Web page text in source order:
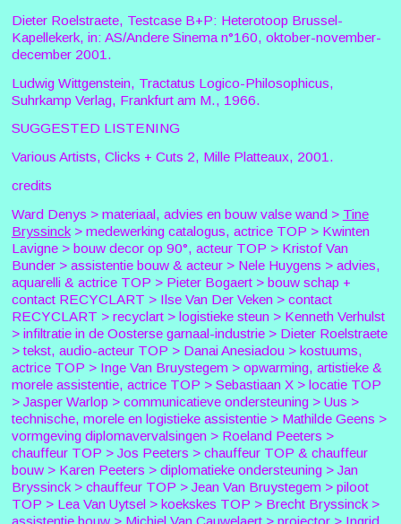
Dieter Roelstraete, Testcase B+P: Heterotoop Brussel-
Kapellekerk, in: AS/Andere Sinema n°160, oktober-november-
december 2001.
Ludwig Wittgenstein, Tractatus Logico-Philosophicus,
Suhrkamp Verlag, Frankfurt am M., 1966.
SUGGESTED LISTENING
Various Artists, Clicks + Cuts 2, Mille Platteaux, 2001.
credits
Ward Denys > materiaal, advies en bouw valse wand > Tine
Bryssinck> medewerking catalogus, actrice TOP > Kwinten
Lavigne > bouw decor op 90°, acteur TOP > Kristof Van
Bunder > assistentie bouw & acteur > Nele Huygens > advies,
aquarelli & actrice TOP > Pieter Bogaert > bouw schap +
contact RECYCLART > Ilse Van Der Veken > contact
RECYCLART > recyclart > logistieke steun > Kenneth Verhulst
> infiltratie in de Oosterse garnaal-industrie > Dieter Roelstraete
> tekst, audio-acteur TOP > Danai Anesiadou > kostuums,
actrice TOP > Inge Van Bruystegem > opwarming, artistieke &
morele assistentie, actrice TOP > Sebastiaan X > locatie TOP
> Jasper Warlop > communicatieve ondersteuning > Uus >
technische, morele en logistieke assistentie > Mathilde Geens >
vormgeving diplomavervalsingen > Roeland Peeters >
chauffeur TOP > Jos Peeters > chauffeur TOP & chauffeur
bouw > Karen Peeters > diplomatieke ondersteuning > Jan
Bryssinck > chauffeur TOP > Jean Van Bruystegem > piloot
TOP > Lea Van Uytsel > koekskes TOP > Brecht Bryssinck >
assistentie bouw > Michiel Van Cauwelaert > projector > Ingrid